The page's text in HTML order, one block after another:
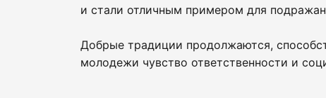
и стали отличным примером для
Добрые традиции продолжаются,
молодежи чувство ответственности и